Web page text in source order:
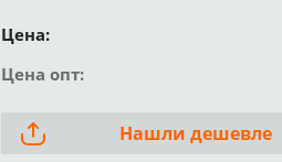
Цена:
Цена опт:
Нашли дешевле